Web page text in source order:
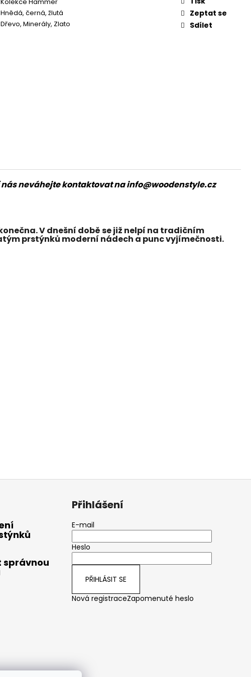
Hnědá, černá, žlutá
Dřevo, Minerály, Zlato
Zeptat se
Sdílet
nás neváhejte kontaktovat nainfo@woodenstyle.cz
V dnešní době se již nelpí na tradičním
prstýnků moderní nádech a punc vyjímečnosti.
správnou
Přihlášení
E-mail
Heslo
PŘIHLÁSIT SE
Nová registraceZapomenuté heslo